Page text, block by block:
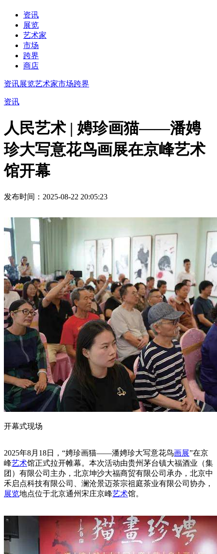
资讯
展览
艺术家
市场
跨界
商店
资讯展览艺术家市场跨界
资讯
人民艺术 | 娉珍画猫——潘娉
珍大写意花鸟画展在京峰艺术
馆开幕
发布时间：2025-08-22 20:05:23
开幕式现场
2025年8月18日，“娉珍画猫——潘娉珍大写意花鸟画展”在京
峰艺术馆正式拉开帷幕。本次活动由贵州茅台镇大福酒业（集
团）有限公司主办，北京坤沙大福商贸有限公司承办，北京中
禾启点科技有限公司、澜沧景迈茶宗祖庭茶业有限公司协办，
展览地点位于北京通州宋庄京峰艺术馆。